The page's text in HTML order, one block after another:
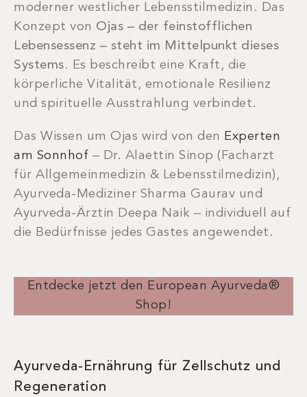
moderner westlicher Lebensstilmedizin. Das
Konzept von Ojas – der feinstofflichen
Lebensessenz – steht im Mittelpunkt dieses
Systems. Es beschreibt eine Kraft, die
körperliche Vitalität, emotionale Resilienz
und spirituelle Ausstrahlung verbindet.
Das Wissen um Ojas wird von den Experten
am Sonnhof – Dr. Alaettin Sinop (Facharzt
für Allgemeinmedizin & Lebensstilmedizin),
Ayurveda-Mediziner Sharma Gaurav und
Ayurveda-Ärztin Deepa Naik – individuell auf
die Bedürfnisse jedes Gastes angewendet.
Entdecke jetzt den European Ayurveda®
Shop!
Ayurveda-Ernährung für Zellschutz und
Regeneration